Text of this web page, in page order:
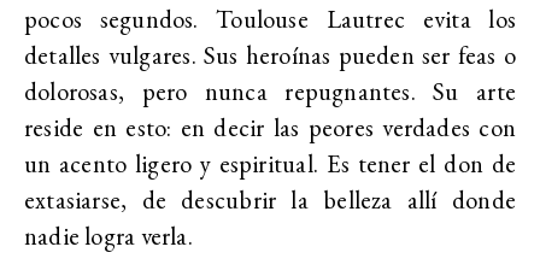
pocos segundos. Toulouse Lautrec evita los
detalles vulgares. Sus heroínas pueden ser feas o
dolorosas, pero nunca repugnantes. Su arte
reside en esto: en decir las peores verdades con
un acento ligero y espiritual. Es tener el don de
extasiarse, de descubrir la belleza allí donde
nadie logra verla.